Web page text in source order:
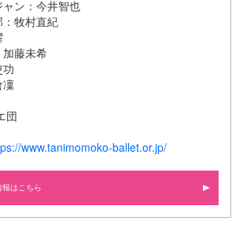
ン：今井智也
牧村直紀
藤未希
凜
団
www.tanimomoko-ballet.or.jp/
報はこちら